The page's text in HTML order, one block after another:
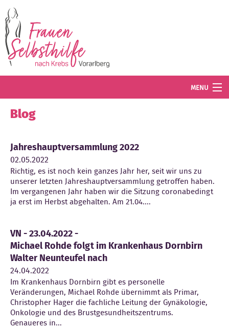
MENU
Termine
Angebot
Wissenswertes
Der Verein
Kontakt
Blog
Jahreshauptversammlung 2022
02.05.2022
Richtig, es ist noch kein ganzes Jahr her, seit wir uns zu
unserer letzten Jahreshauptversammlung getroffen haben.
Im vergangenen Jahr haben wir die Sitzung coronabedingt
ja erst im Herbst abgehalten. Am 21.04....
VN - 23.04.2022 -
Michael Rohde folgt im Krankenhaus Dornbirn
Walter Neunteufel nach
24.04.2022
Im Krankenhaus Dornbirn gibt es personelle
Veränderungen, Michael Rohde übernimmt als Primar,
Christopher Hager die fachliche Leitung der Gynäkologie,
Onkologie und des Brustgesundheitszentrums.
Genaueres in...